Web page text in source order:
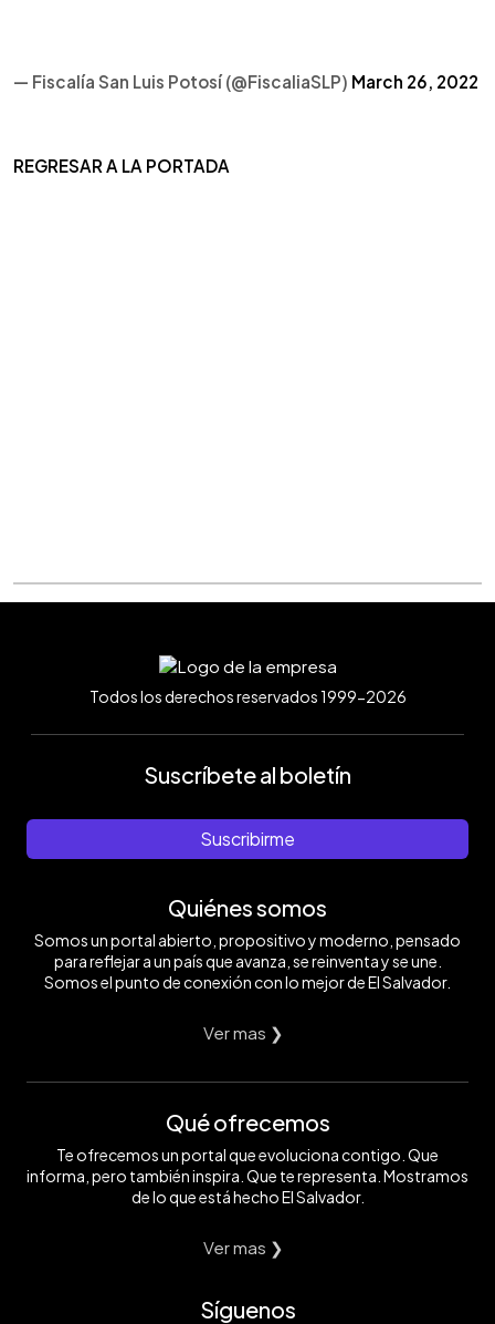
— Fiscalía San Luis Potosí (@FiscaliaSLP) March 26, 2022
REGRESAR A LA PORTADA
Todos los derechos reservados 1999-2026
Suscríbete al boletín
Suscribirme
Quiénes somos
Somos un portal abierto, propositivo y moderno, pensado
para reflejar a un país que avanza, se reinventa y se une.
Somos el punto de conexión con lo mejor de El Salvador.
Ver mas ❯
Qué ofrecemos
Te ofrecemos un portal que evoluciona contigo. Que
informa, pero también inspira. Que te representa. Mostramos
de lo que está hecho El Salvador.
Ver mas ❯
Síguenos